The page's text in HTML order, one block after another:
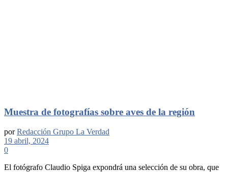
Muestra de fotografías sobre aves de la región
por Redacción Grupo La Verdad
19 abril, 2024
0
El fotógrafo Claudio Spiga expondrá una selección de su obra, que